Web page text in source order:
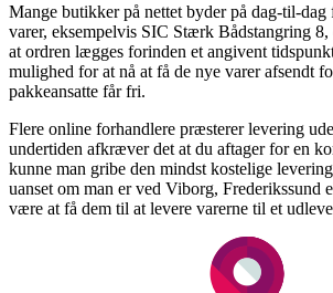
Mange butikker på nettet byder på dag-til-dag
varer, eksempelvis SIC Stærk Bådstangring
at ordren lægges forinden et angivent
mulighed for at nå at få de nye varer afsendt
pakkeansatte får fri.
Flere online forhandlere præsterer levering
undertiden afkræver det at du aftager for en
kunne man gribe den mindst kostelige
uanset om man er ved Viborg, Frederikssund
være at få dem til at levere varerne til et